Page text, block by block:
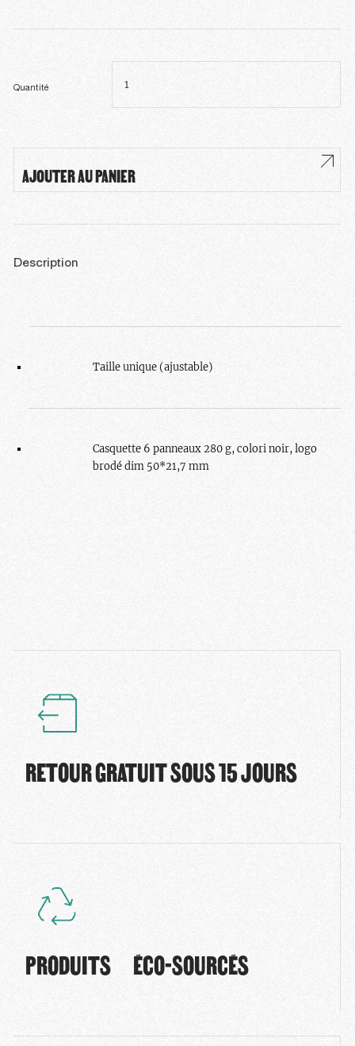
Quantité
quantité
Casquette
AJOUTER AU PANIER
Description
Taille unique (ajustable)
Casquette 6 panneaux 280 g, colori noir, logo
brodé dim 50*21,7 mm
RETOUR GRATUIT SOUS 15 JOURS
PRODUITS ÉCO-SOURCÉS